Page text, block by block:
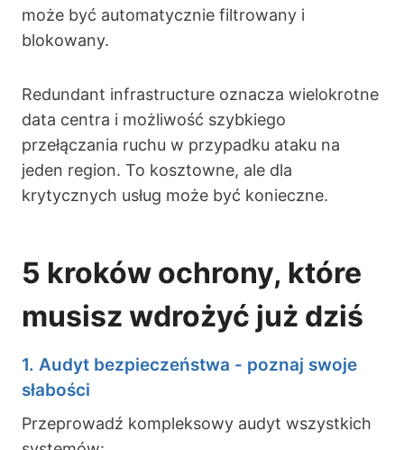
może być automatycznie filtrowany i
blokowany.
Redundant infrastructure oznacza wielokrotne
data centra i możliwość szybkiego
przełączania ruchu w przypadku ataku na
jeden region. To kosztowne, ale dla
krytycznych usług może być konieczne.
5 kroków ochrony, które
musisz wdrożyć już dziś
1. Audyt bezpieczeństwa - poznaj swoje
słabości
Przeprowadź kompleksowy audyt wszystkich